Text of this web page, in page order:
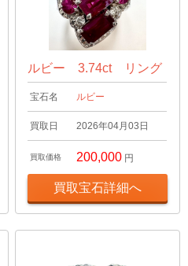
ルビー 3.74ct リング
宝石名 ルビー
買取日 2026年04月03日
買取価格 200,000 円
買取宝石詳細へ